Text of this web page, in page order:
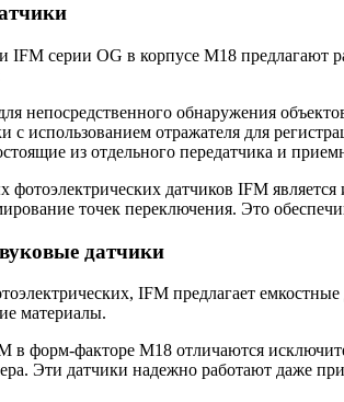
IFM серии OG в корпусе M18
непосредственного обнаружения
с использованием отражателя для
из отдельного передатчика и
датчиков IFM
точек переключения. Это
датчики
IFM предлагает
материалы.
в форм-факторе M18 отличаются
Эти датчики надежно работают даже